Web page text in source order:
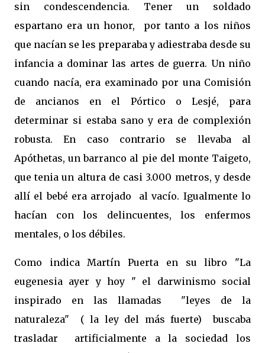
sin condescendencia. Tener un soldado
espartano era un honor, por tanto a los niños
que nacían se les preparaba y adiestraba desde su
infancia a dominar las artes de guerra. Un niño
cuando nacía, era examinado por una Comisión
de ancianos en el Pórtico o Lesjé, para
determinar si estaba sano y era de complexión
robusta. En caso contrario se llevaba al
Apóthetas, un barranco al pie del monte Taigeto,
que tenia un altura de casi 3.000 metros, y desde
allí el bebé era arrojado al vacío. Igualmente lo
hacían con los delincuentes, los enfermos
mentales, o los débiles.
Como indica Martín Puerta en su libro "La
eugenesia ayer y hoy " el darwinismo social
inspirado en las llamadas "leyes de la
naturaleza" ( la ley del más fuerte) buscaba
trasladar artificialmente a la sociedad los